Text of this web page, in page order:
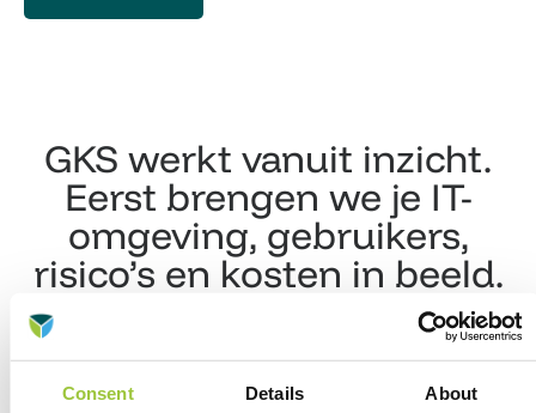
Consent Details About
GKS werkt vanuit inzicht.
Eerst brengen we je IT-
omgeving, gebruikers,
risico’s en kosten in beeld.
Daarna bepalen we wat
beter, veiliger of
eenvoudiger kan.